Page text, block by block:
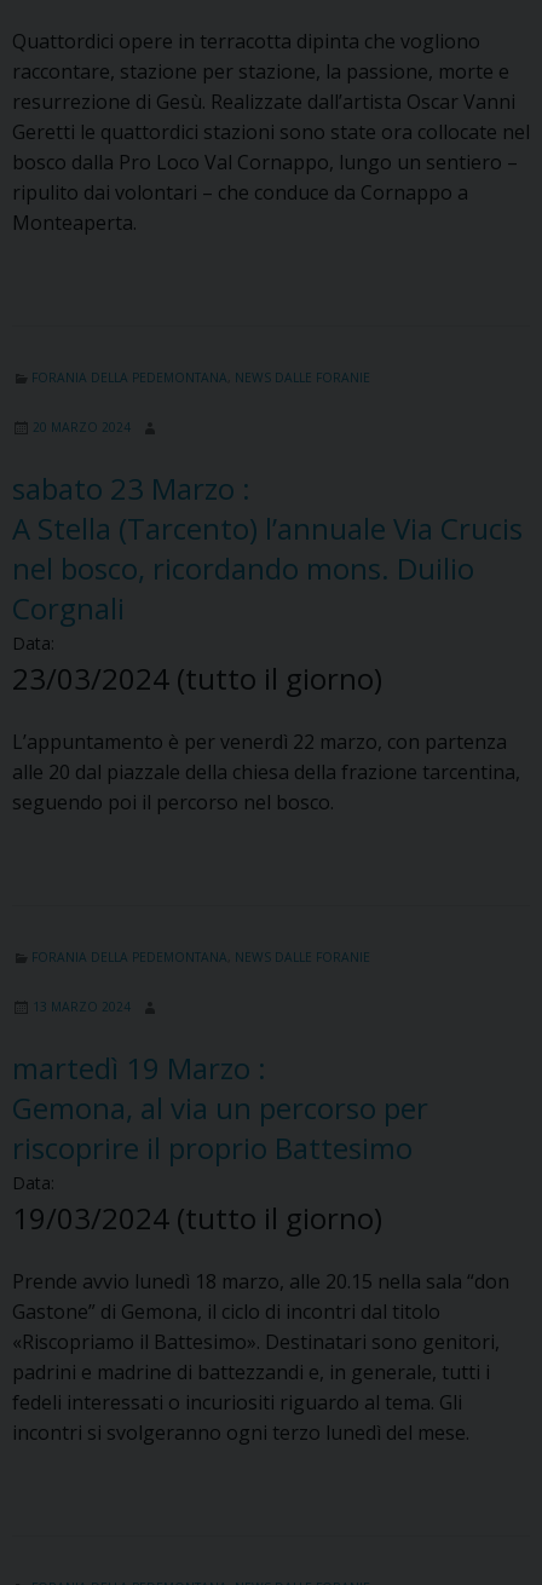
Quattordici opere in terracotta dipinta che vogliono
raccontare, stazione per stazione, la passione, morte e
resurrezione di Gesù. Realizzate dall’artista Oscar Vanni
Geretti le quattordici stazioni sono state ora collocate nel
bosco dalla Pro Loco Val Cornappo, lungo un sentiero –
ripulito dai volontari – che conduce da Cornappo a
Monteaperta.
FORANIA DELLA PEDEMONTANA NEWS DALLE FORANIE
20 MARZO 2024
sabato 23 Marzo :
A Stella (Tarcento) l’annuale Via Crucis
nel bosco, ricordando mons. Duilio
Corgnali
Data:
23/03/2024 (tutto il giorno)
L’appuntamento è per venerdì 22 marzo, con partenza
alle 20 dal piazzale della chiesa della frazione tarcentina,
seguendo poi il percorso nel bosco.
FORANIA DELLA PEDEMONTANA NEWS DALLE FORANIE
13 MARZO 2024
martedì 19 Marzo :
Gemona, al via un percorso per
riscoprire il proprio Battesimo
Data:
19/03/2024 (tutto il giorno)
Prende avvio lunedì 18 marzo, alle 20.15 nella sala “don
Gastone” di Gemona, il ciclo di incontri dal titolo
«Riscopriamo il Battesimo». Destinatari sono genitori,
padrini e madrine di battezzandi e, in generale, tutti i
fedeli interessati o incuriositi riguardo al tema. Gli
incontri si svolgeranno ogni terzo lunedì del mese.